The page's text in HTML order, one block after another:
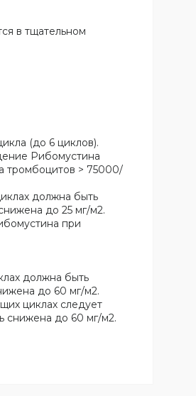
в тщательном
(до 6 циклов).
Рибомустина
тромбоцитов > 75000/
должна быть
до 25 мг/м2.
при
должна быть
до 60 мг/м2.
циклах следует
снижена до 60 мг/м2.